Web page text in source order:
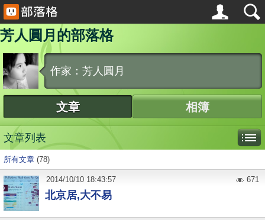
芳人圓月的部落格
作家：芳人圓月
文章 相簿
文章列表
所有文章 (78)
北京居,大不易
2014/10/10 18:43:57 671